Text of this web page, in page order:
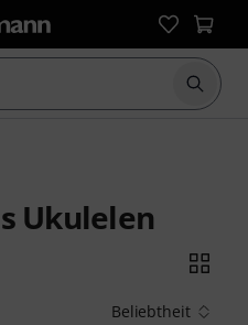
Suche
Ukulelen
Beliebtheit